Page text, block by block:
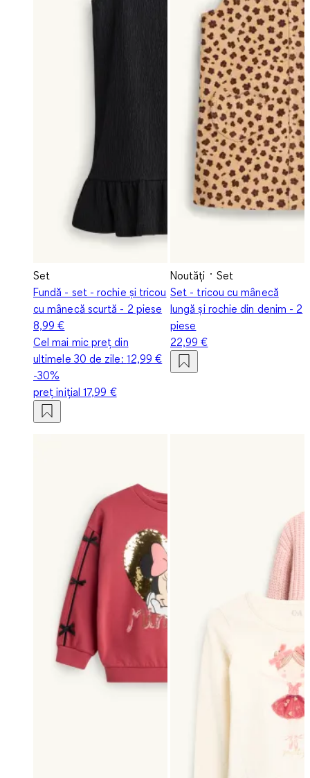
Set
Fundă - set - rochie și tricou
cu mânecă scurtă - 2 piese
8,99 €
Cel mai mic preț din
ultimele 30 de zile: 12,99 €
-30%
preț inițial17,99 €
Noutăți
Set
Set - tricou cu mânecă
lungă și rochie din denim - 2
piese
22,99 €